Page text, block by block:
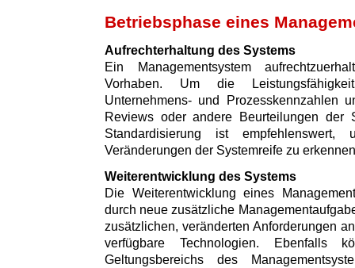
Betriebsphase eines
Aufrechterhaltung des Systems
Ein Managementsystem
Vorhaben. Um die
Unternehmens- und Prozesskennzahlen
Reviews oder andere Beurteilungen der
Standardisierung ist
Veränderungen der Systemreife zu
Weiterentwicklung des Systems
Die Weiterentwicklung eines
durch neue zusätzliche
zusätzlichen, veränderten Anforderungen
verfügbare Technologien. Ebenfalls
Geltungsbereichs des